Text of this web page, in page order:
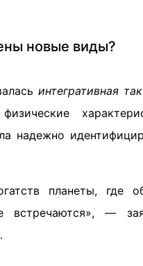
новые виды?
интегративная
надежно
планеты, где
встречаются», —